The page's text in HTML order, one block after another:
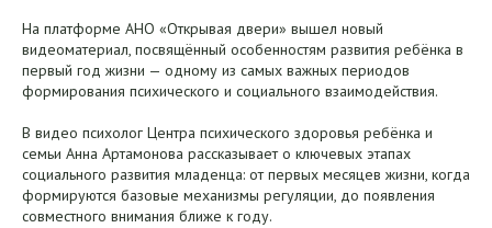
На платформе АНО «Открывая двери» вышел новый
видеоматериал, посвящённый особенностям развития ребёнка в
первый год жизни — одному из самых важных периодов
формирования психического и социального взаимодействия.
В видео психолог Центра психического здоровья ребёнка и
семьи Анна Артамонова рассказывает о ключевых этапах
социального развития младенца: от первых месяцев жизни, когда
формируются базовые механизмы регуляции, до появления
совместного внимания ближе к году.